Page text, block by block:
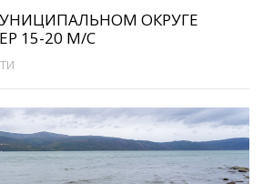
ОКРУГЕ
15-20 М/С